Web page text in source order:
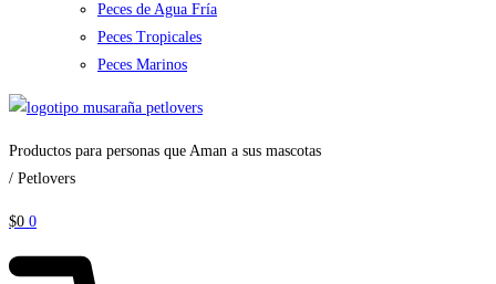
Peces de Agua Fría
Peces Tropicales
Peces Marinos
Productos para personas que Aman a sus mascotas
/ Petlovers
$0 0